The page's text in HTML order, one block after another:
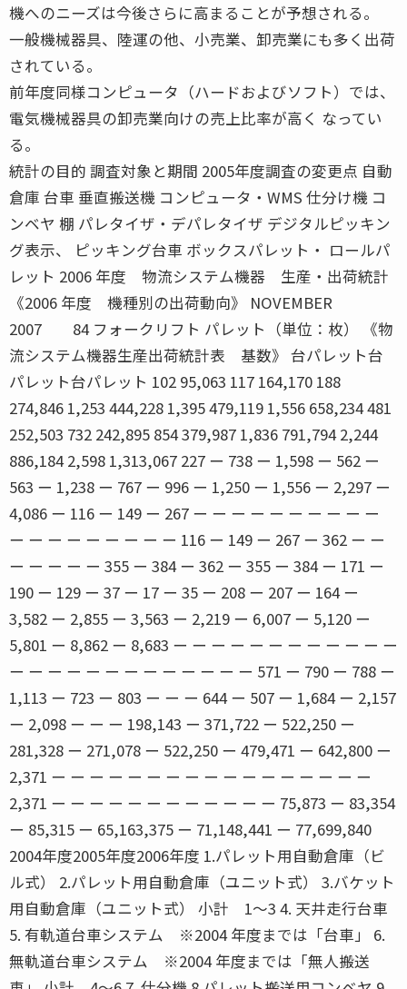
機へのニーズは今後さらに高まることが予想される。
一般機械器具、陸運の他、小売業、卸売業にも多く出荷
されている。
前年度同様コンピュータ（ハードおよびソフト）では、
電気機械器具の卸売業向けの売上比率が高く なってい
る。
統計の目的 調査対象と期間 2005年度調査の変更点 自動
倉庫 台車 垂直搬送機 コンピュータ・WMS 仕分け機 コ
ンベヤ 棚 パレタイザ・デパレタイザ デジタルピッキン
グ表示、 ピッキング台車 ボックスパレット・ ロールパ
レット 2006 年度 物流システム機器 生産・出荷統計
《2006 年度 機種別の出荷動向》 NOVEMBER
2007 84 フォークリフト パレット（単位：枚） 《物
流システム機器生産出荷統計表 基数》 台パレット台
パレット台パレット 102 95,063 117 164,170 188
274,846 1,253 444,228 1,395 479,119 1,556 658,234 481
252,503 732 242,895 854 379,987 1,836 791,794 2,244
886,184 2,598 1,313,067 227 ー 738 ー 1,598 ー 562 ー
563 ー 1,238 ー 767 ー 996 ー 1,250 ー 1,556 ー 2,297 ー
4,086 ー 116 ー 149 ー 267 ー ー ー ー ー ー ー ー ー ー
ー ー ー ー ー ー ー ー ー 116 ー 149 ー 267 ー 362 ー ー
ー ー ー ー ー 355 ー 384 ー 362 ー 355 ー 384 ー 171 ー
190 ー 129 ー 37 ー 17 ー 35 ー 208 ー 207 ー 164 ー
3,582 ー 2,855 ー 3,563 ー 2,219 ー 6,007 ー 5,120 ー
5,801 ー 8,862 ー 8,683 ー ー ー ー ー ー ー ー ー ー ー ー
ー ー ー ー ー ー ー ー ー ー ー ー ー 571 ー 790 ー 788 ー
1,113 ー 723 ー 803 ー ー ー 644 ー 507 ー 1,684 ー 2,157
ー 2,098 ー ー ー 198,143 ー 371,722 ー 522,250 ー
281,328 ー 271,078 ー 522,250 ー 479,471 ー 642,800 ー
2,371 ー ー ー ー ー ー ー ー ー ー ー ー ー ー ー ー ー
2,371 ー ー ー ー ー ー ー ー ー ー ー ー 75,873 ー 83,354
ー 85,315 ー 65,163,375 ー 71,148,441 ー 77,699,840
2004年度2005年度2006年度 1.パレット用自動倉庫（ビ
ル式） 2.パレット用自動倉庫（ユニット式） 3.バケット
用自動倉庫（ユニット式） 小計 1〜3 4. 天井走行台車
5. 有軌道台車システム ※2004 年度までは「台車」 6.
無軌道台車システム ※2004 年度までは「無人搬送